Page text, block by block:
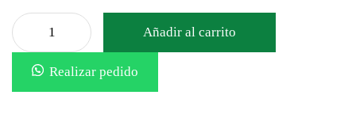
Añadir al carrito
Realizar pedido